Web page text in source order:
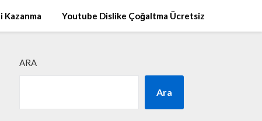
Youtube Dislike Çoğaltma Ücretsiz
ARA
Ara